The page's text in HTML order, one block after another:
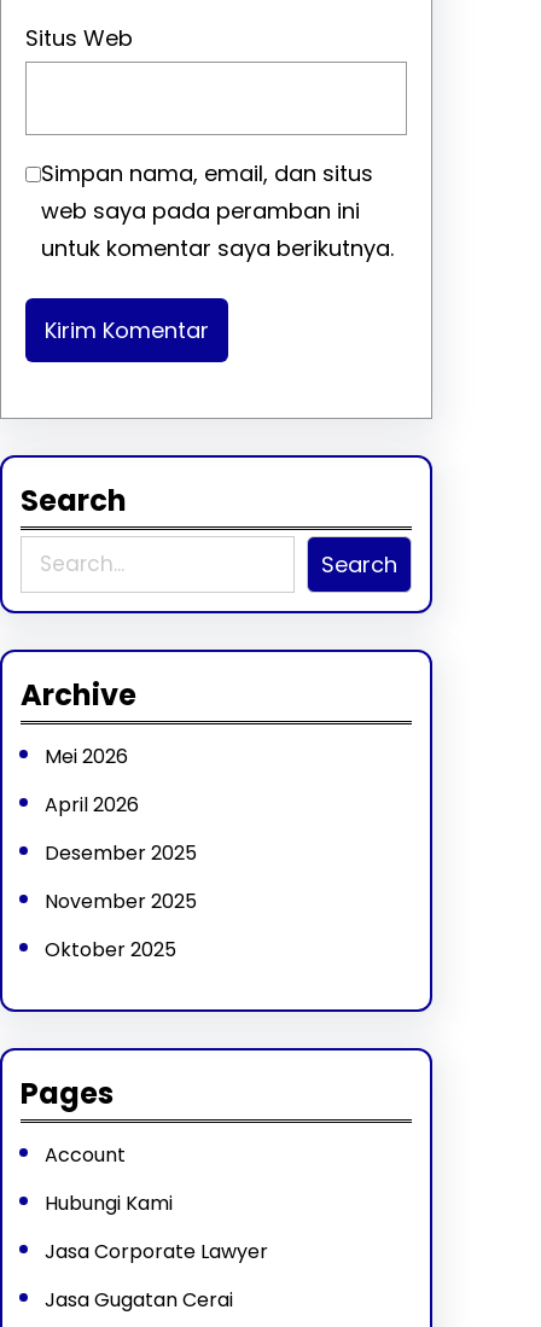
Situs Web
Simpan nama, email, dan situs
web saya pada peramban ini
untuk komentar saya berikutnya.
Search
e
c
Search
Archive
Mei 2026
April 2026
Desember 2025
November 2025
Oktober 2025
Pages
Account
Hubungi Kami
Jasa Corporate Lawyer
Jasa Gugatan Cerai